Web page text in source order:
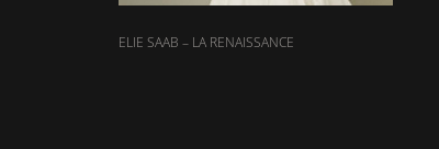
ELIE SAAB – LA RENAISSANCE